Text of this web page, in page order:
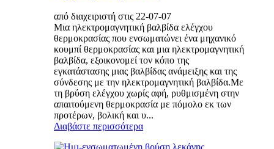
από διαχειριστή στις 22-07-07
Μια ηλεκτρομαγνητική βαλβίδα ελέγχου
θερμοκρασίας που ενσωματώνει ένα μηχανικό
κουμπί θερμοκρασίας και μια ηλεκτρομαγνητική
βαλβίδα, εξοικονομεί τον κόπο της
εγκατάστασης μιας βαλβίδας ανάμειξης και της
σύνδεσης με την ηλεκτρομαγνητική βαλβίδα.Με
τη βρύση ελέγχου χωρίς αφή, ρυθμισμένη στην
απαιτούμενη θερμοκρασία με πόμολο εκ των
προτέρων, βολική και υ...
Διαβάστε περισσότερα